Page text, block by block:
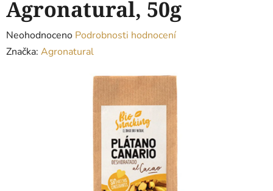
Agronatural, 50g
Průměrné
hodnocení
Neohodnoceno Podrobnosti hodnocení
Značka: Agronatural